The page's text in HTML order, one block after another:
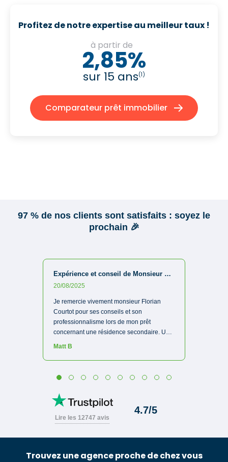
Profitez de notre expertise au meilleur taux !
à partir de
2,85%
sur 15 ans(1)
Comparateur prêt immobilier
Trouvez une agence proche de chez vous